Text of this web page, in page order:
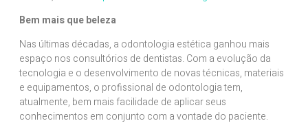
Bem mais que beleza
Nas últimas décadas, a odontologia estética ganhou mais
espaço nos consultórios de dentistas. Com a evolução da
tecnologia e o desenvolvimento de novas técnicas, materiais
e equipamentos, o profissional de odontologia tem,
atualmente, bem mais facilidade de aplicar seus
conhecimentos em conjunto com a vontade do paciente.